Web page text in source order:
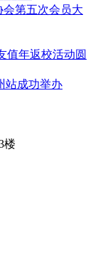
第五次会员大
值年返校活动圆
站成功举办
楼